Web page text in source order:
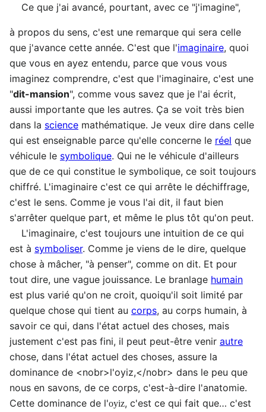
Ce que j'ai avancé, pourtant, avec ce "j'imagine",
à propos du sens, c'est une remarque qui sera celle
que j'avance cette année. C'est que l'imaginaire, quoi
que vous en ayez entendu, parce que vous vous
imaginez comprendre, c'est que l'imaginaire, c'est une
"dit-mansion", comme vous savez que je l'ai écrit,
aussi importante que les autres. Ça se voit très bien
dans la science mathématique. Je veux dire dans celle
qui est enseignable parce qu'elle concerne le réel que
véhicule le symbolique. Qui ne le véhicule d'ailleurs
que de ce qui constitue le symbolique, ce soit toujours
chiffré. L'imaginaire c'est ce qui arrête le déchiffrage,
c'est le sens. Comme je vous l'ai dit, il faut bien
s'arrêter quelque part, et même le plus tôt qu'on peut.
L'imaginaire, c'est toujours une intuition de ce qui
est à symboliser. Comme je viens de le dire, quelque
chose à mâcher, "à penser", comme on dit. Et pour
tout dire, une vague jouissance. Le branlage humain
est plus varié qu'on ne croit, quoiqu'il soit limité par
quelque chose qui tient au corps, au corps humain, à
savoir ce qui, dans l'état actuel des choses, mais
justement c'est pas fini, il peut peut-être venir autre
chose, dans l'état actuel des choses, assure la
dominance de <nobr>l'oyiz,</nobr> dans le peu que
nous en savons, de ce corps, c'est-à-dire l'anatomie.
Cette dominance de l'oyiz, c'est ce qui fait que… c'est